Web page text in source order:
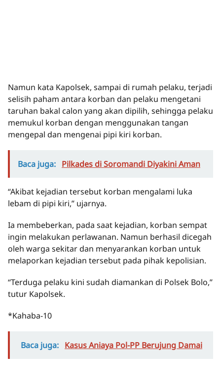
Namun kata Kapolsek, sampai di rumah pelaku, terjadi
selisih paham antara korban dan pelaku mengetani
taruhan bakal calon yang akan dipilih, sehingga pelaku
memukul korban dengan menggunakan tangan
mengepal dan mengenai pipi kiri korban.
Baca juga: Pilkades di Soromandi Diyakini Aman
“Akibat kejadian tersebut korban mengalami luka
lebam di pipi kiri,” ujarnya.
Ia membeberkan, pada saat kejadian, korban sempat
ingin melakukan perlawanan. Namun berhasil dicegah
oleh warga sekitar dan menyarankan korban untuk
melaporkan kejadian tersebut pada pihak kepolisian.
“Terduga pelaku kini sudah diamankan di Polsek Bolo,”
tutur Kapolsek.
*Kahaba-10
Baca juga: Kasus Aniaya Pol-PP Berujung Damai